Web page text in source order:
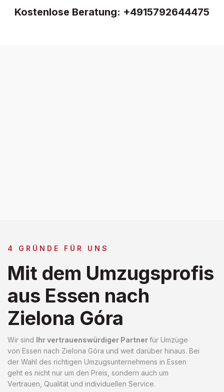
Kostenlose Beratung: +4915792644475
4 GRÜNDE FÜR UNS
Mit dem Umzugsprofis
aus Essen nach
Zielona Góra
Wir sind Ihr vertrauenswürdiger Partnerfür Umzüge
von Essen nach Zielona Góra und weit darüber hinaus. Bei
der Wahl des richtigen Umzugsunternehmens in Essen
geht es nicht nur um den Preis, sondern auch um
Vertrauen, Qualität und individuellen Service.